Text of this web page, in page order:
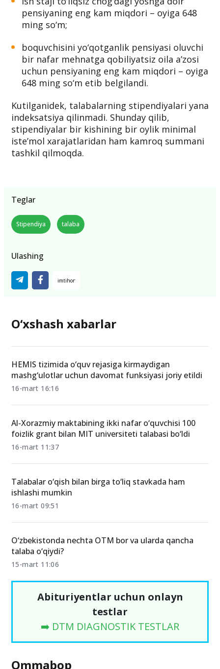
pensiyaning eng kam miqdori – oyiga 648
ming so‘m;
boquvchisini yo‘qotganlik pensiyasi oluvchi
bir nafar mehnatga qobiliyatsiz oila a’zosi
uchun pensiyaning eng kam miqdori – oyiga
648 ming so‘m etib belgilandi.
Kutilganidek, talabalarning stipendiyalari yana
indeksatsiya qilinmadi. Shunday qilib,
stipendiyalar bir kishining bir oylik minimal
iste’mol xarajatlaridan ham kamroq summani
tashkil qilmoqda.
Teglar
Stipendiya talaba
Ulashing
O‘xshash xabarlar
HEMIS tizimida o‘quv rejasiga kirmaydigan
mashg‘ulotlar uchun davomat funksiyasi joriy etildi
16-mart 16:16
Al-Xorazmiy maktabining ikki nafar o‘quvchisi 100
foizlik grant bilan MIT universiteti talabasi bo‘ldi
16-mart 11:37
Talabalar o‘qish bilan birga to‘liq stavkada ham
ishlashi mumkin
16-mart 09:51
O‘zbekistonda nechta OTM bor va ularda qancha
talaba o‘qiydi?
15-mart 11:06
Abituriyentlar uchun onlayn
testlar
➡️ DTM DIAGNOSTIK TESTLAR
Ommabop